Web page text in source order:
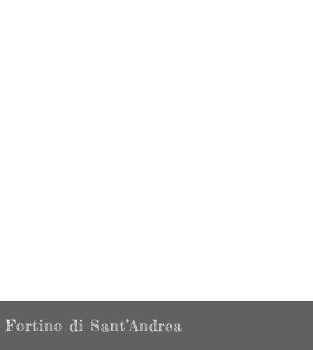
Fortino di Sant’Andrea